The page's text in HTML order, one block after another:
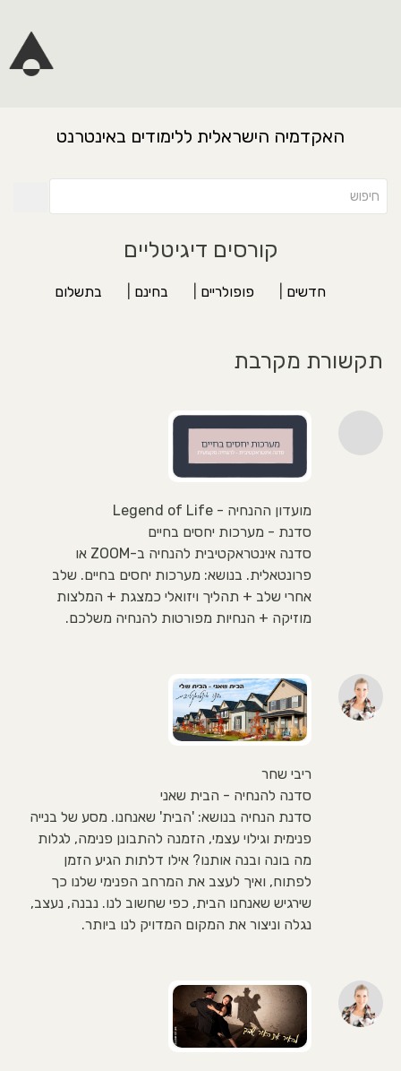
האקדמיה הישראלית ללימודים באינטרנט
קורסים דיגיטליים
חדשים פופולריים בחינם בתשלום
תקשורת מקרבת
מועדון ההנחיה - Legend of Life
סדנת - מערכות יחסים בחיים
סדנה אינטראקטיבית להנחיה ב-ZOOM או
פרונטאלית. בנושא: מערכות יחסים בחיים. שלב
אחרי שלב + תהליך ויזואלי כמצגת + המלצות
מוזיקה + הנחיות מפורטות להנחיה משלכם.
ריבי שחר
סדנה להנחיה - הבית שאני
סדנת הנחיה בנושא: 'הבית' שאנחנו. מסע של בנייה
פנימית וגילוי עצמי, הזמנה להתבונן פנימה, לגלות
מה בונה ובנה אותנו? אילו דלתות הגיע הזמן
לפתוח, ואיך לעצב את המרחב הפנימי שלנו כך
שירגיש שאנחנו הבית, כפי שחשוב לנו. נבנה, נעצב,
נגלה וניצור את המקום המדויק לנו ביותר.